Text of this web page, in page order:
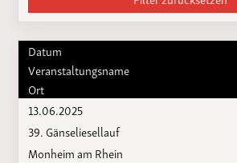
Datum
Veranstaltungsname
Ort
13.06.2025
39. Gänseliesellauf
Monheim am Rhein